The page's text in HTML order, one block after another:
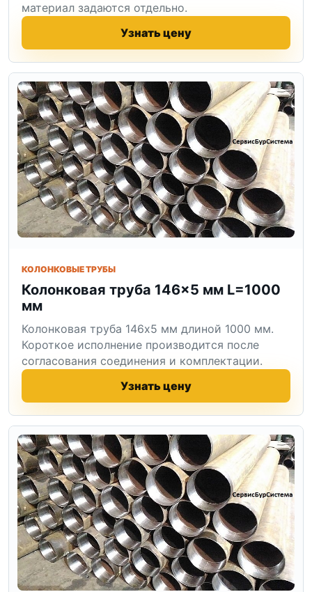
материал задаются отдельно.
Узнать цену
КОЛОНКОВЫЕ ТРУБЫ
Колонковая труба 146×5 мм L=1000
мм
Колонковая труба 146x5 мм длиной 1000 мм.
Короткое исполнение производится после
согласования соединения и комплектации.
Узнать цену